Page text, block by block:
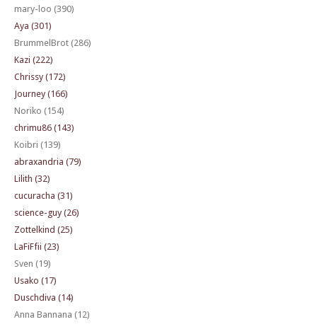
mary-loo (390)
Aya (301)
BrummelBrot (286)
Kazi (222)
Chrissy (172)
Journey (166)
Noriko (154)
chrimu86 (143)
Koibri (139)
abraxandria (79)
Lilith (32)
cucuracha (31)
science-guy (26)
Zottelkind (25)
LaFiFfii (23)
Sven (19)
Usako (17)
Duschdiva (14)
Anna Bannana (12)